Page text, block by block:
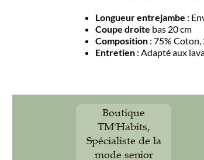
Boutique
TM'Habits,
Spécialiste de la
mode senior
Longueur entrejambe:
Coupe droitebas 20 cm
Composition: 75% Coton,
Entretien: Adapté aux